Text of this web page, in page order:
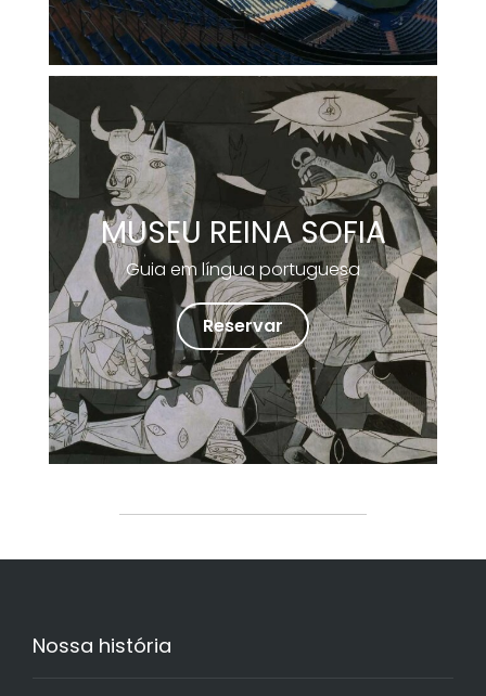
MUSEU REINA SOFIA
Guia em língua portuguesa
Reservar
Nossa história